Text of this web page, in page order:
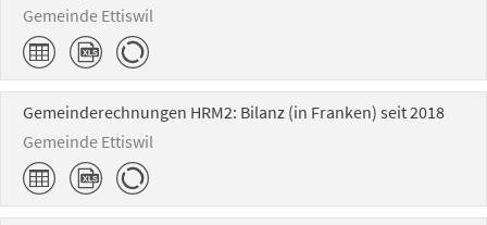
Gemeinde Ettiswil
Gemeinderechnungen HRM2: Bilanz (in Franken) seit 2018
Gemeinde Ettiswil